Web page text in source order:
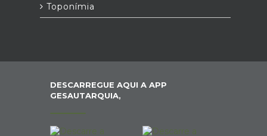
Toponímia
DESCARREGUE AQUI A APP
GESAUTARQUIA,